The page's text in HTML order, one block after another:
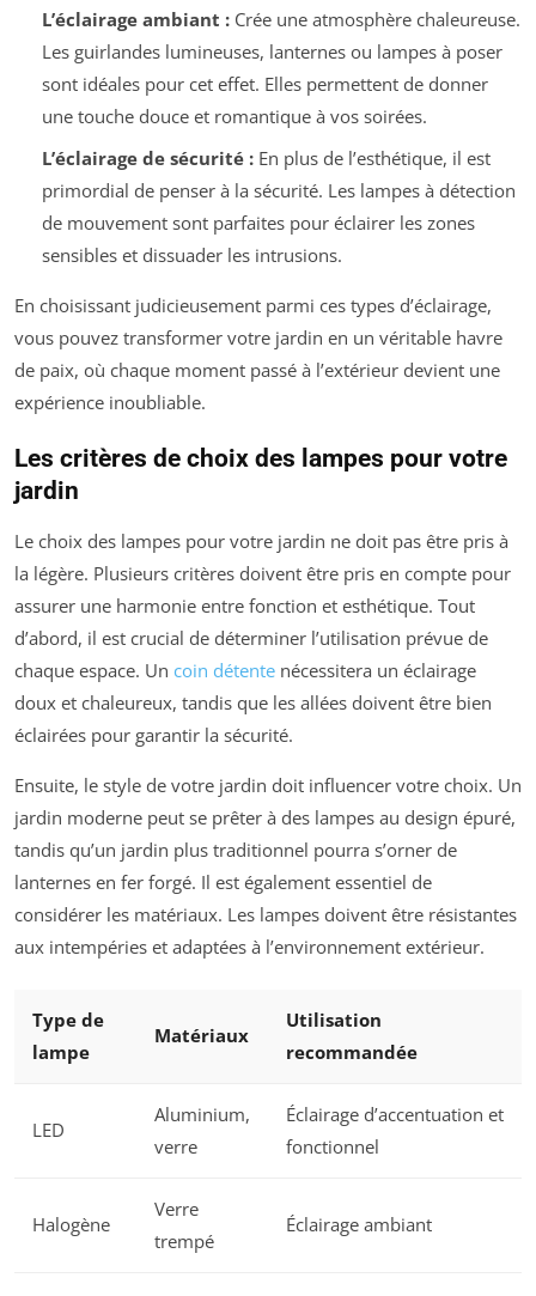
L’éclairage ambiant :Crée une atmosphère chaleureuse.
Les guirlandes lumineuses, lanternes ou lampes à poser
sont idéales pour cet effet. Elles permettent de donner
une touche douce et romantique à vos soirées.
L’éclairage de sécurité :En plus de l’esthétique, il est
primordial de penser à la sécurité. Les lampes à détection
de mouvement sont parfaites pour éclairer les zones
sensibles et dissuader les intrusions.
En choisissant judicieusement parmi ces types d’éclairage,
vous pouvez transformer votre jardin en un véritable havre
de paix, où chaque moment passé à l’extérieur devient une
expérience inoubliable.
Les critères de choix des lampes pour votre
jardin
Le choix des lampes pour votre jardin ne doit pas être pris à
la légère. Plusieurs critères doivent être pris en compte pour
assurer une harmonie entre fonction et esthétique. Tout
d’abord, il est crucial de déterminer l’utilisation prévue de
chaque espace. Un coin détente nécessitera un éclairage
doux et chaleureux, tandis que les allées doivent être bien
éclairées pour garantir la sécurité.
Ensuite, le style de votre jardin doit influencer votre choix. Un
jardin moderne peut se prêter à des lampes au design épuré,
tandis qu’un jardin plus traditionnel pourra s’orner de
lanternes en fer forgé. Il est également essentiel de
considérer les matériaux. Les lampes doivent être résistantes
aux intempéries et adaptées à l’environnement extérieur.
Type de
lampe
Matériaux
Utilisation
recommandée
LED
Aluminium,
verre
Éclairage d’accentuation et
fonctionnel
Halogène
Verre
trempé
Éclairage ambiant